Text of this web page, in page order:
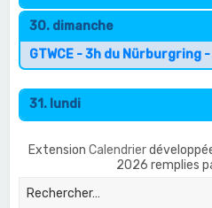
30. dimanche
GTWCE - 3h du Nürburgring -
31. lundi
Extension Calendrier
2026 remplies